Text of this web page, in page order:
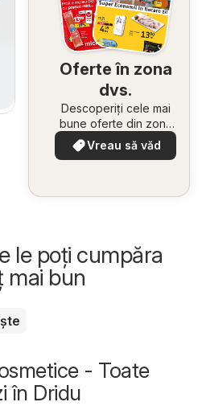
Oferte în zona
dvs.
Descoperiți cele mai
bune oferte din zona
dumneavoastră
Vreau să văd
le poți cumpăra
mai bun
- Toate
în Dridu